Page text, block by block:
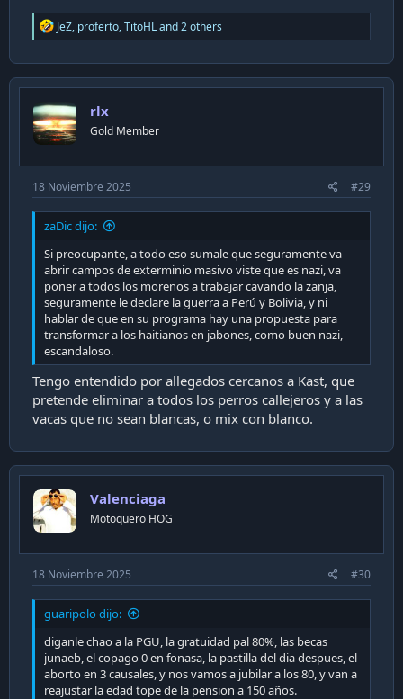
R
e
c
t
o
n
s
JeZ, proferto,TitoHLand 2 others
rlx
Gold Member
18 Noviembre 2025 #29
zaDic dijo:
Si preocupante, a todo eso sumale que seguramente va
abrir campos de exterminio masivo viste que es nazi, va
poner a todos los morenos a trabajar cavando la zanja,
seguramente le declare la guerra a Perú y Bolivia, y ni
hablar de que en su programa hay una propuesta para
transformar a los haitianos en jabones, como buen nazi,
escandaloso.
Tengo entendido por allegados cercanos a Kast, que
pretende eliminar a todos los perros callejeros y a las
vacas que no sean blancas, o mix con blanco.
Valenciaga
Motoquero HOG
18 Noviembre 2025 #30
guaripolo dijo:
diganle chao a la PGU, la gratuidad pal 80%, las becas
junaeb, el copago 0 en fonasa, la pastilla del dia despues, el
aborto en 3 causales, y nos vamos a jubilar a los 80, y van a
reajustar la edad tope de la pension a 150 años.